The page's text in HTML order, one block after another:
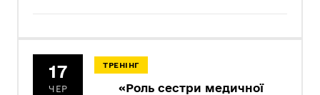
17
ЧЕР
ТРЕНІНГ
«Роль сестри медичної